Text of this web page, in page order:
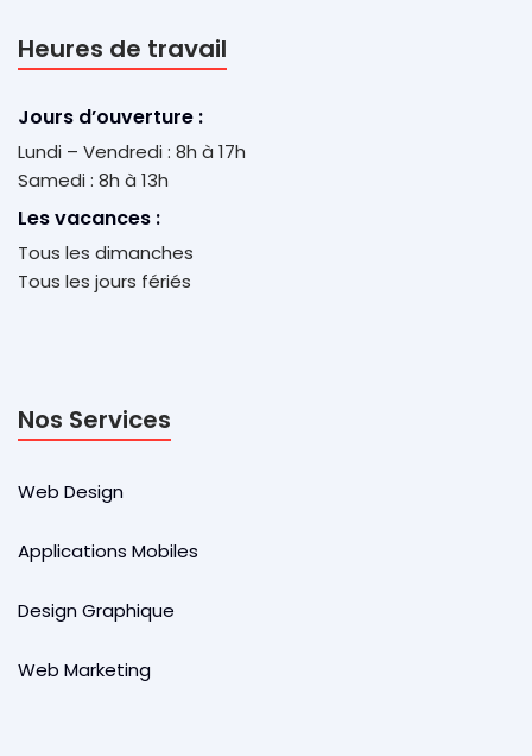
Heures de travail
Jours d’ouverture :
Lundi – Vendredi : 8h à 17h
Samedi : 8h à 13h
Les vacances :
Tous les dimanches
Tous les jours fériés
Nos Services
Web Design
Applications Mobiles
Design Graphique
Web Marketing